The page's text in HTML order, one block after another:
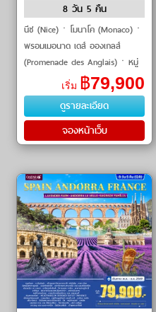
8 วัน 5 คืน
นีซ (Nice)ㆍโมนาโค (Monaco)ㆍ
พรอมเมอนาด เดส์ อองเกลส์
(Promenade des Anglais)ㆍหมู่
บ้านมูสติเยแซงก์ มารี (Moustiers-
Sainte-Marie)ㆍวาล็องโซล
(Valensole Lavender Fields)
เริ่ม ฿79,900
ดูรายละเอียด
จองหน้าเว็บ